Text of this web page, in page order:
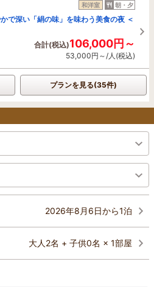
和洋室 朝・夕
で深い「絹の味」を味わう美食の夜 ＜
合計(税込)106,000円～
53,000円～/人(税込)
プランを見る(35件)
2026年8月6日から1泊
大人2名 + 子供0名 × 1部屋